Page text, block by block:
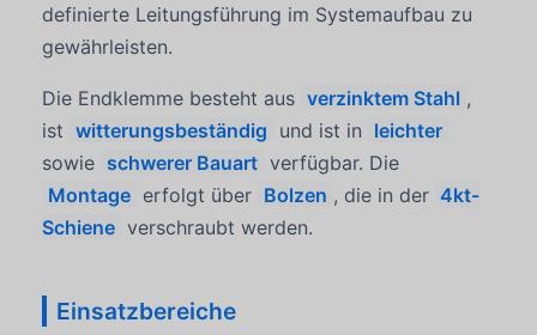
definierte Leitungsführung im Systemaufbau zu
gewährleisten.
Die Endklemme besteht aus verzinktem Stahl ,
ist witterungsbeständig und ist in leichter
sowie schwerer Bauart verfügbar. Die
Montage erfolgt über Bolzen , die in der 4kt-
Schiene verschraubt werden.
Einsatzbereiche